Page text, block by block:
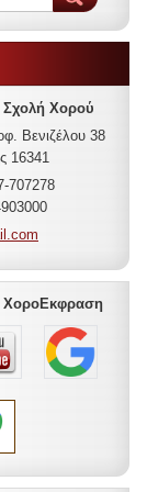
Χορού
Βενιζέλου 38
16341
707278
l.com
ΧοροΕκφραση